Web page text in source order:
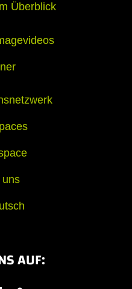
Überblick
uns
AUF: